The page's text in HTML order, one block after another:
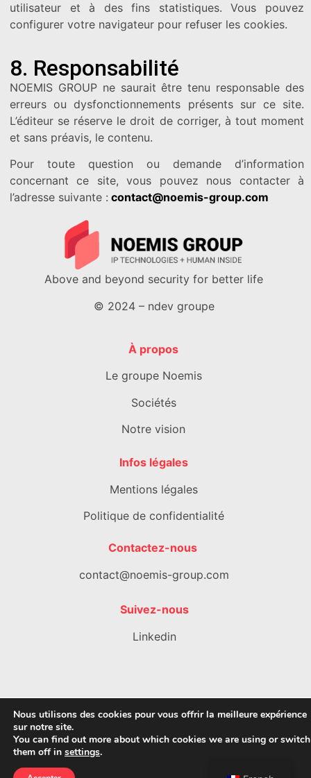
utilisateur et à des fins statistiques. Vous pouvez
configurer votre navigateur pour refuser les cookies.
8. Responsabilité
NOEMIS GROUP ne saurait être tenu responsable des
erreurs ou dysfonctionnements présents sur ce site.
L’éditeur se réserve le droit de corriger, à tout moment
et sans préavis, le contenu.
Pour toute question ou demande d’information
concernant ce site, vous pouvez nous contacter à
l’adresse suivante : contact@noemis-group.com
Above and beyond security for better life
© 2024 – ndev groupe
À propos
Le groupe Noemis
Sociétés
Notre vision
Infos légales
Mentions légales
Politique de confidentialité
Contactez-nous
contact@noemis-group.com
Suivez-nous
Linkedin
Nous utilisons des cookies pour vous offrir la meilleure expérience
sur notre site.
You can find out more about which cookies we are using or switch
them off in settings.